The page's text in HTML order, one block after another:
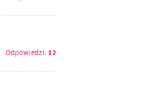
Odpowiedzi: 12